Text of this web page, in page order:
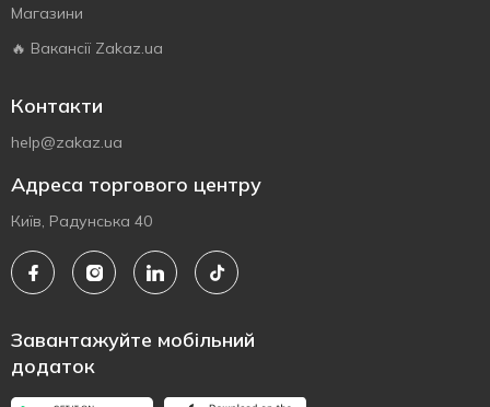
Магазини
🔥 Вакансії Zakaz.ua
Контакти
help@zakaz.ua
Адреса торгового центру
Київ, Радунська 40
Завантажуйте мобільний
додаток